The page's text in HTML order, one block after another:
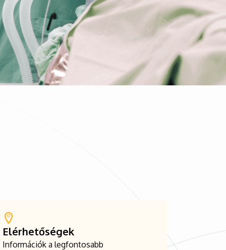
Elérhetőségek
Információk a legfontosabb